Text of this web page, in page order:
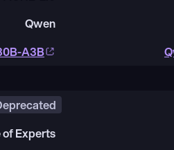
Qwen
A3B
Experts